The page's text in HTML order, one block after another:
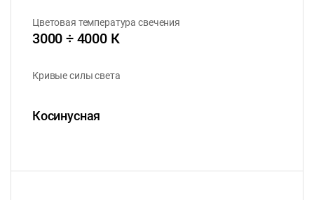
Цветовая температура свечения
3000 ÷ 4000 К
Кривые силы света
Косинусная